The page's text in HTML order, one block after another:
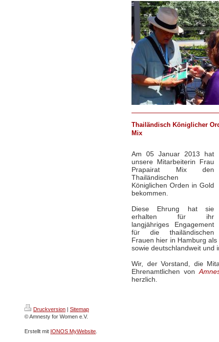
Thailändisch Königlicher
Mix
Am 05 Januar 2013 hat
unsere Mitarbeiterin Frau
Prapairat Mix den
Thailändischen
Königlichen Orden in Gold
bekommen.
Diese Ehrung hat sie
erhalten für ihr
langjähriges Engagement
für die thailändischen
Frauen hier in Hamburg
sowie deutschlandweit und
Wir, der Vorstand, die
Ehrenamtlichen von
herzlich.
Druckversion | Sitemap
© Amnesty for Women e.V.
Erstellt mit IONOS MyWebsite